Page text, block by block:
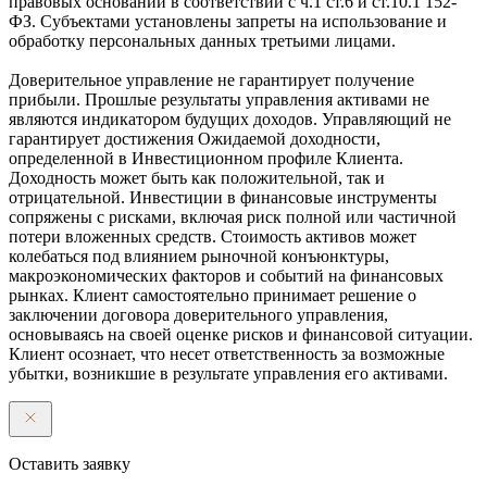
ФЗ. Субъектами установлены запреты на использование и
обработку персональных данных третьими лицами.
Доверительное управление не гарантирует получение
прибыли. Прошлые результаты управления активами не
являются индикатором будущих доходов. Управляющий не
гарантирует достижения Ожидаемой доходности,
определенной в Инвестиционном профиле Клиента.
Доходность может быть как положительной, так и
отрицательной. Инвестиции в финансовые инструменты
сопряжены с рисками, включая риск полной или частичной
потери вложенных средств. Стоимость активов может
колебаться под влиянием рыночной конъюнктуры,
макроэкономических факторов и событий на финансовых
рынках. Клиент самостоятельно принимает решение о
заключении договора доверительного управления,
основываясь на своей оценке рисков и финансовой ситуации.
Клиент осознает, что несет ответственность за возможные
убытки, возникшие в результате управления его активами.
Оставить заявку